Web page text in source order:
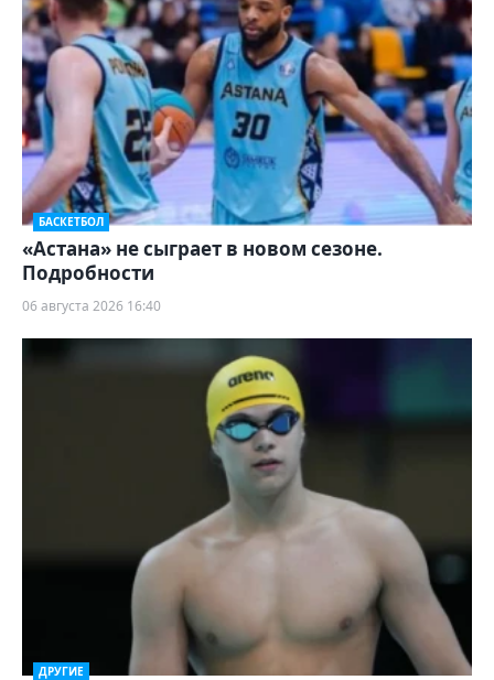
БАСКЕТБОЛ
«Астана» не сыграет в новом сезоне.
Подробности
06 августа 2026 16:40
ДРУГИЕ